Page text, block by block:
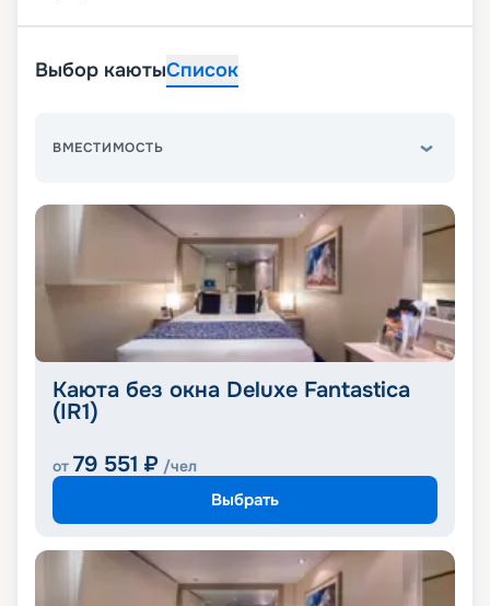
Выбор каютыСписок
ВМЕСТИМОСТЬ
Каюта без окна Deluxe Fantastica
(IR1)
от 79 551 ₽ /чел
Выбрать